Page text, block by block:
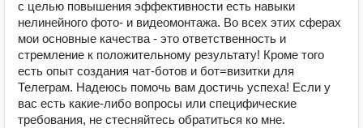
с целью повышения эффективности есть навыки
нелинейного фото- и видеомонтажа. Во всех этих сферах
мои основные качества - это ответственность и
стремление к положительному результату! Кроме того
есть опыт создания чат-ботов и бот=визитки для
Телеграм. Надеюсь помочь вам достичь успеха! Если у
вас есть какие-либо вопросы или специфические
требования, не стесняйтесь обратиться ко мне.